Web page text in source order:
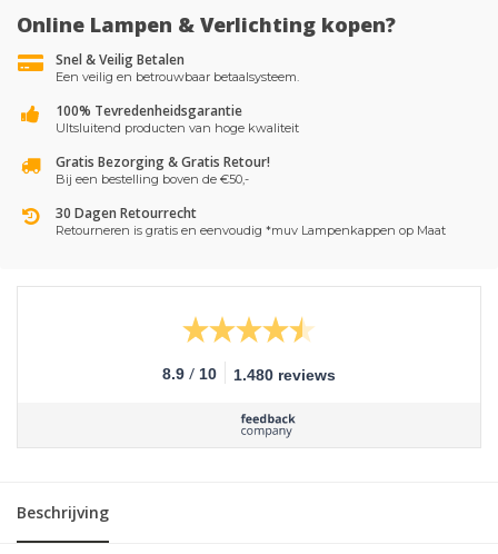
Online Lampen & Verlichting kopen?
Snel & Veilig Betalen
Een veilig en betrouwbaar betaalsysteem.
100% Tevredenheidsgarantie
UItsluitend producten van hoge kwaliteit
Gratis Bezorging & Gratis Retour!
Bij een bestelling boven de €50,-
30 Dagen Retourrecht
Retourneren is gratis en eenvoudig *muv Lampenkappen op Maat
8.9 / 10 1.480 reviews
Beschrijving